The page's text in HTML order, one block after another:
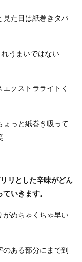
見た目は紙巻きタバ
うまいではない
クストラライトく
ょっと紙巻き吸って
リとした辛味がどん
いきます。
がめちゃくちゃ早い
のある部分にまで到